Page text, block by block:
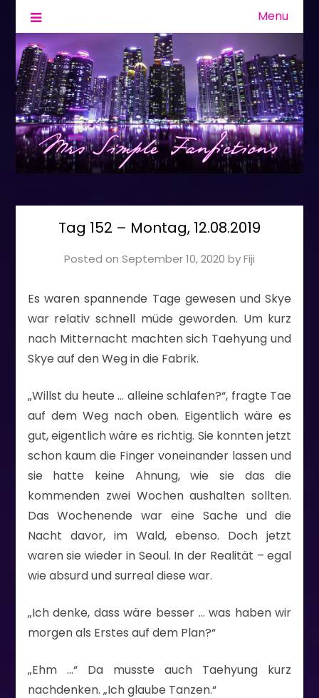
Mrs Simple
Fanfiction & Geschichten Menu
Tag 152 – Montag, 12.08.2019
Posted on September 10, 2020 byFiji
Es waren spannende Tage gewesen und Skye
war relativ schnell müde geworden. Um kurz
nach Mitternacht machten sich Taehyung und
Skye auf den Weg in die Fabrik.
„Willst du heute … alleine schlafen?“, fragte Tae
auf dem Weg nach oben. Eigentlich wäre es
gut, eigentlich wäre es richtig. Sie konnten jetzt
schon kaum die Finger voneinander lassen und
sie hatte keine Ahnung, wie sie das die
kommenden zwei Wochen aushalten sollten.
Das Wochenende war eine Sache und die
Nacht davor, im Wald, ebenso. Doch jetzt
waren sie wieder in Seoul. In der Realität – egal
wie absurd und surreal diese war.
„Ich denke, dass wäre besser … was haben wir
morgen als Erstes auf dem Plan?“
„Ehm …“ Da musste auch Taehyung kurz
nachdenken. „Ich glaube Tanzen.“